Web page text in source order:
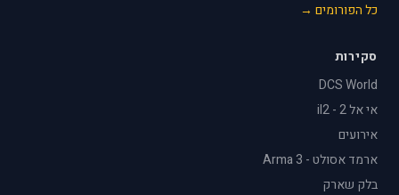
כל הפורומים →
סקירות
DCS World
אי אל 2 - il2
אירועים
ארמד אסולט - Arma 3
בלק שארק